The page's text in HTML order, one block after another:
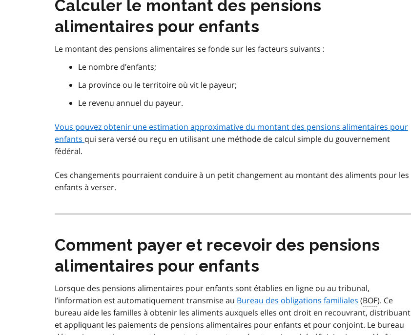
Calculer le montant des pensions
alimentaires pour enfants
Le montant des pensions alimentaires se fonde sur les facteurs suivants :
Le nombre d’enfants;
La province ou le territoire où vit le payeur;
Le revenu annuel du payeur.
Vous pouvez obtenir une estimation approximative du montant des pensions alimentaires pour
enfants qui sera versé ou reçu en utilisant une méthode de calcul simple du gouvernement
fédéral.
Ces changements pourraient conduire à un petit changement au montant des aliments pour les
enfants à verser.
Comment payer et recevoir des pensions
alimentaires pour enfants
Lorsque des pensions alimentaires pour enfants sont établies en ligne ou au tribunal,
l’information est automatiquement transmise au Bureau des obligations familiales (BOF). Ce
bureau aide les familles à obtenir les aliments auxquels elles ont droit en recouvrant, distribuant
et appliquant les paiements de pensions alimentaires pour enfants et pour conjoint. Le bureau